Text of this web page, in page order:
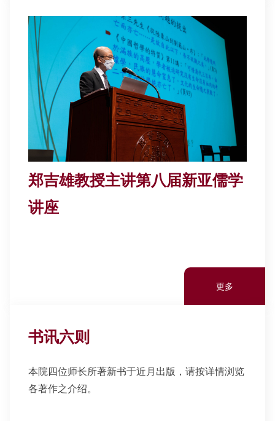
郑吉雄教授主讲第八届新亚儒学
讲座
更多
书讯六则
本院四位师长所著新书于近月出版，请按详情浏览
各著作之介绍。